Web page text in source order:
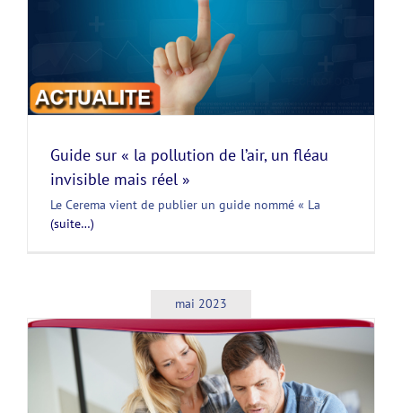
Guide sur « la pollution de l’air, un fléau
invisible mais réel »
Le Cerema vient de publier un guide nommé « La
(suite…)
mai 2023